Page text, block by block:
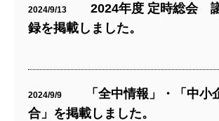
2024/9/13
2024年度 定時総会
録を掲載しました。
2024/9/9
「全中情報」・「中小
合」を掲載しました。